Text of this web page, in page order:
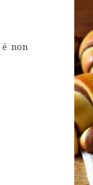
non